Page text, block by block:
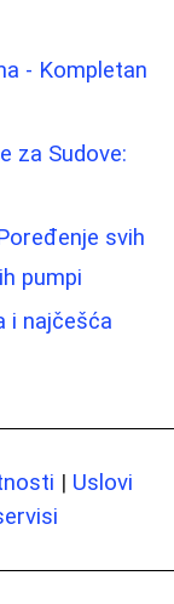
- Kompletan
za Sudove:
svih
pumpi
i najčešća
| Uslovi